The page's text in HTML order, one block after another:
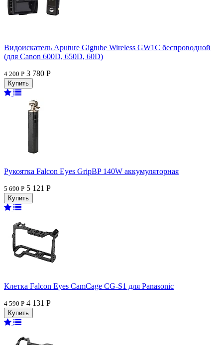
Видоискатель Aputure Gigtube Wireless GW1C беспроводной
(для Canon 600D, 650D, 60D)
4 200 Р 3 780 Р
Рукоятка Falcon Eyes GripBP 140W аккумуляторная
5 690 Р 5 121 Р
Клетка Falcon Eyes CamCage CG-S1 для Panasonic
4 590 Р 4 131 Р